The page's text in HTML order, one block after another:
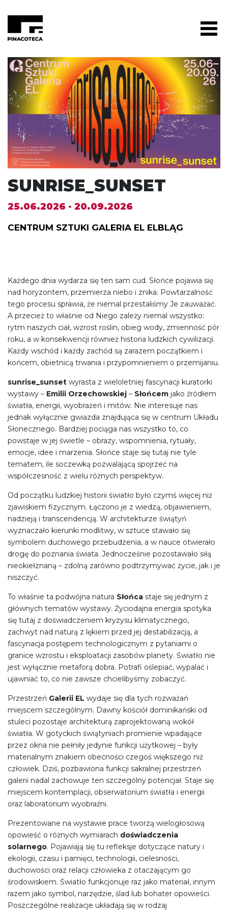
SUNRISE_SUNSET
25.06.2026 - 20.09.2026
CENTRUM SZTUKI GALERIA EL ELBLĄG
Każdego dnia wydarza się ten sam cud. Słońce pojawia się
nad horyzontem, przemierza niebo i znika. Powtarzalność
tego procesu sprawia, że niemal przestaliśmy Je zauważać.
A przecież to właśnie od Niego zależy niemal wszystko:
rytm naszych ciał, wzrost roślin, obieg wody, zmienność pór
roku, a w konsekwencji również historia ludzkich cywilizacji.
Każdy wschód i każdy zachód są zarazem początkiem i
końcem, obietnicą trwania i przypomnieniem o przemijaniu.
sunrise_sunset wyrasta z wieloletniej fascynacji kuratorki
wystawy – Emilii Orzechowskiej – Słońcem jako źródłem
światła, energii, wyobrażeń i mitów. Nie interesuje nas
jednak wyłącznie gwiazda znajdująca się w centrum Układu
Słonecznego. Bardziej pociąga nas wszystko to, co
powstaje w jej świetle – obrazy, wspomnienia, rytuały,
emocje, idee i marzenia. Słońce staje się tutaj nie tyle
tematem, ile soczewką pozwalającą spojrzeć na
współczesność z wielu różnych perspektyw.
Od początku ludzkiej historii światło było czymś więcej niż
zjawiskiem fizycznym. Łączono je z wiedzą, objawieniem,
nadzieją i transcendencją. W architekturze świątyń
wyznaczało kierunki modlitwy, w sztuce stawało się
symbolem duchowego przebudzenia, a w nauce otwierało
drogę do poznania świata. Jednocześnie pozostawało siłą
nieokiełznaną – zdolną zarówno podtrzymywać życie, jak i je
niszczyć.
To właśnie ta podwójna natura Słońca staje się jednym z
głównych tematów wystawy. Życiodajna energia spotyka
się tutaj z doświadczeniem kryzysu klimatycznego,
zachwyt nad naturą z lękiem przed jej destabilizacją, a
fascynacja postępem technologicznym z pytaniami o
granice wzrostu i eksploatacji zasobów planety. Światło nie
jest wyłącznie metaforą dobra. Potrafi oślepiać, wypalać i
ujawniać to, co nie zawsze chcielibyśmy zobaczyć.
Przestrzeń Galerii EL wydaje się dla tych rozważań
miejscem szczególnym. Dawny kościół dominikański od
stuleci pozostaje architekturą zaprojektowaną wokół
światła. W gotyckich świątyniach promienie wpadające
przez okna nie pełniły jedynie funkcji użytkowej – były
materialnym znakiem obecności czegoś większego niż
człowiek. Dziś, pozbawiona funkcji sakralnej przestrzeń
galerii nadal zachowuje ten szczególny potencjał. Staje się
miejscem kontemplacji, obserwatorium światła i energii
oraz laboratorium wyobraźni.
Prezentowane na wystawie prace tworzą wielogłosową
opowieść o różnych wymiarach doświadczenia
solarnego. Pojawiają się tu refleksje dotyczące natury i
ekologii, czasu i pamięci, technologii, cielesności,
duchowości oraz relacji człowieka z otaczającym go
środowiskiem. Światło funkcjonuje raz jako materiał, innym
razem jako symbol, narzędzie, ślad lub bohater opowieści.
Poszczególne realizacje układają się w rodzaj